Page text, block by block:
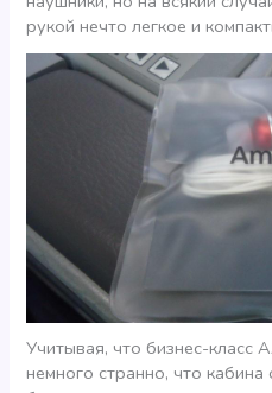
рукой нечто легкое и
Учитывая, что бизнес-класс
немного странно, что кабина